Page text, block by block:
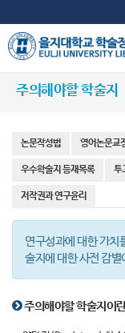
주의해야할 학술지
논문작성법 영어논문교
우수학술지 등재목록 투
저작권과 연구윤리
연구성과에 대한 가치
술지에 대한 사전 감
주의해야할 학술지이